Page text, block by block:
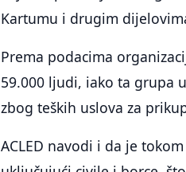
Kartumu i drugim
Prema podacima
59.000 ljudi, iako ta grupa
zbog teških uslova za
ACLED navodi i da je